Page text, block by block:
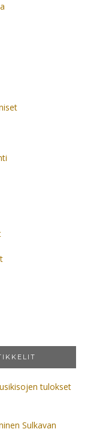
tulokset
Sulkavan